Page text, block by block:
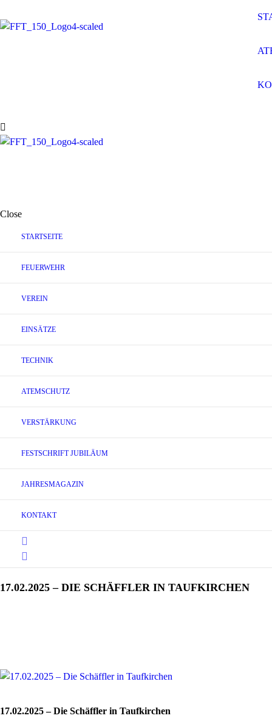
Close
STARTSEITE
FEUERWEHR
VEREIN
EINSÄTZE
TECHNIK
ATEMSCHUTZ
VERSTÄRKUNG
FESTSCHRIFT JUBILÄUM
JAHRESMAGAZIN
KONTAKT
17.02.2025 – DIE SCHÄFFLER IN TAUFKIRCHEN
17.02.2025 – Die Schäffler in Taufkirchen